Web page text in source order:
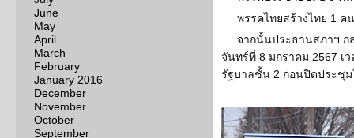
June
May
April
March
February
January 2016
December
November
October
September
พรรคไทยสร้างไทย 1 คน
จากนั้นประธานสภาฯ ก
จันทร์ที่ 8 มกราคม 2567 เ
รัฐบาลชั้น 2 ก่อนปิดประชุม